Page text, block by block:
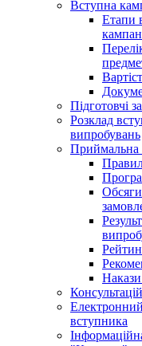
Вступна
Етапи
Підготовчі
Розклад
випробувань
Приймальна
вступника